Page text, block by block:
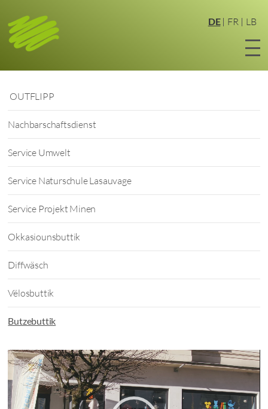
DE FR LB
OUTFLIPP
Nachbarschaftsdienst
Service Umwelt
Service Naturschule Lasauvage
Service Projekt Minen
Okkasiounsbuttik
Diffwäsch
Vëlosbuttik
Butzebuttik
Video-
Player